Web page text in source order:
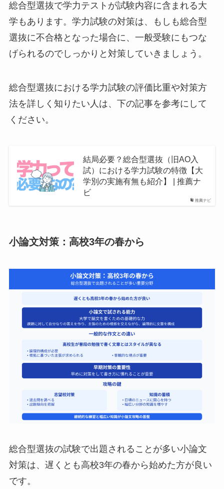
総合型選抜で学力テストが試験内容に含まれる大
学もあります。学力試験の対策は、もしも総合型
選抜に不合格となった場合に、一般受験にもつな
げられるのでしっかりと対策していきましょう。
総合型選抜における学力試験の評価比重や対策方
法を詳しく知りたい人は、下の記事を参考にして
ください。
推薦ナビ
結局必要？総合型選抜（旧AO入
試）における学力試験の特徴【大
学別の実施有無も紹介】 | 推薦ナ
ビ
小論文対策：高校3年の春から
総合型選抜の試験で出題されることが多い小論文
対策は、遅くとも高校3年の春から始めた方が良い
です。